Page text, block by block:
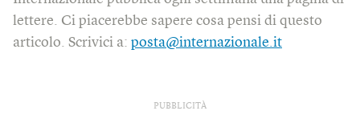
lettere. Ci piacerebbe sapere cosa pensi di questo
articolo. Scrivici a: posta@internazionale.it
PUBBLICITÀ